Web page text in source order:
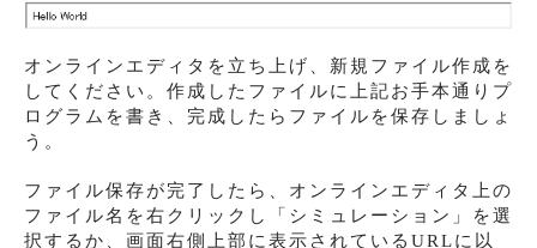
オンラインエディタを立ち上げ、新規ファイル作成を
してください。作成したファイルに上記お手本通りプ
ログラムを書き、完成したらファイルを保存しましょ
う。
ファイル保存が完了したら、オンラインエディタ上の
ファイル名を右クリックし「シミュレーション」を選
択するか、画面右側上部に表示されているURLに以